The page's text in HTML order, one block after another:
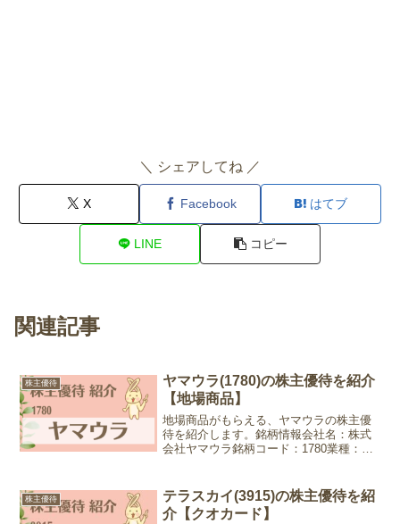
＼ シェアしてね ／
X Facebook はてブ
LINE コピー
関連記事
株主優待
ヤマウラ(1780)の株主優待を紹介
【地場商品】
地場商品がもらえる、ヤマウラの株主優
待を紹介します。銘柄情報会社名：株式
会社ヤマウラ銘柄コード：1780業種：建
場商品 3,000円相当100株以上1...
株主優待
テラスカイ(3915)の株主優待を紹
介【クオカード】